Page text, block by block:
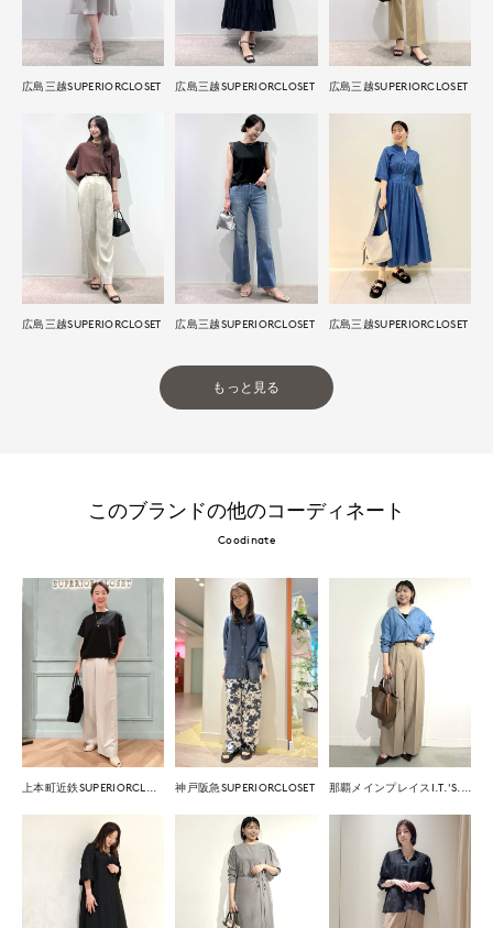
広島三越SUPERIORCLOSET 広島三越SUPERIORCLOSET 広島三越SUPERIORCLOSET
広島三越SUPERIORCLOSET 広島三越SUPERIORCLOSET 広島三越SUPERIORCLOSET
もっと見る
このブランドの他のコーディネート
Coodinate
神戸阪急SUPERIORCLOSET